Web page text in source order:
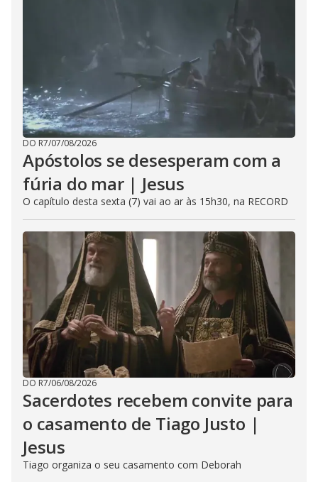
DO R7/07/08/2026
Apóstolos se desesperam com a
fúria do mar | Jesus
O capítulo desta sexta (7) vai ao ar às 15h30, na RECORD
DO R7/06/08/2026
Sacerdotes recebem convite para
o casamento de Tiago Justo |
Jesus
Tiago organiza o seu casamento com Deborah